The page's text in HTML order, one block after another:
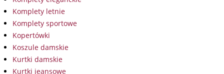
Komplety letnie
Komplety sportowe
Kopertówki
Koszule damskie
Kurtki damskie
Kurtki jeansowe